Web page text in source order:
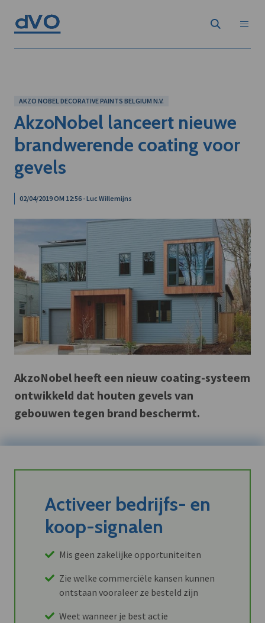
AKZO NOBEL DECORATIVE PAINTS BELGIUM N.V.
AkzoNobel lanceert nieuwe
brandwerende coating voor
gevels
02/04/2019 OM 12:56 - Luc Willemijns
AkzoNobel heeft een nieuw coating-systeem
ontwikkeld dat houten gevels van
gebouwen tegen brand beschermt.
Activeer bedrijfs- en
koop-signalen
Mis geen zakelijke opportuniteiten
Zie welke commerciële kansen kunnen
ontstaan vooraleer ze besteld zijn
Weet wanneer je best actie